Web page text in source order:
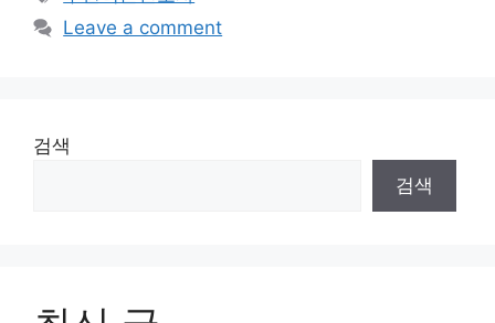
Leave a comment
검색
검색